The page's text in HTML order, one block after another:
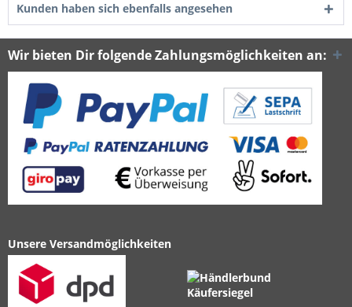
Kunden haben sich ebenfalls angesehen
Wir bieten Dir folgende Zahlungsmöglichkeiten an:
Unsere Versandmöglichkeiten